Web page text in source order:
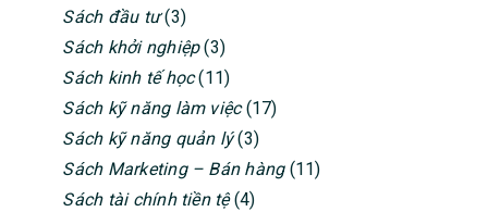
Sách đầu tư(3)
Sách khởi nghiệp(3)
Sách kinh tế học(11)
Sách kỹ năng làm việc(17)
Sách kỹ năng quản lý(3)
Sách Marketing – Bán hàng(11)
Sách tài chính tiền tệ(4)